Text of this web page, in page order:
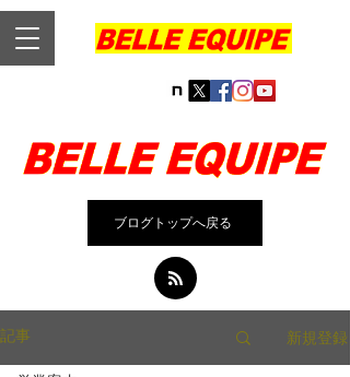
ブログトップへ戻る
記事 新規登録